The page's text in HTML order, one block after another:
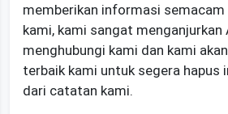
memberikan informasi
kami, kami sangat menganjurkan
menghubungi kami dan kami
terbaik kami untuk segera
dari catatan kami.